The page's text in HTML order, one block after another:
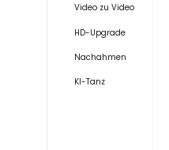
Video zu Video
HD-Upgrade
Nachahmen
KI-Tanz